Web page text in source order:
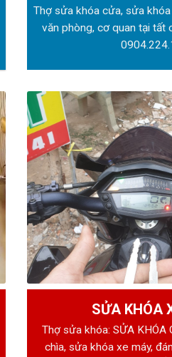
Thợ sửa khóa cửa, sửa
văn phòng, cơ quan tại tất
SỬA KHÓA
Thợ sửa khóa: SỬA KHÓA
chìa, sửa khóa xe máy,